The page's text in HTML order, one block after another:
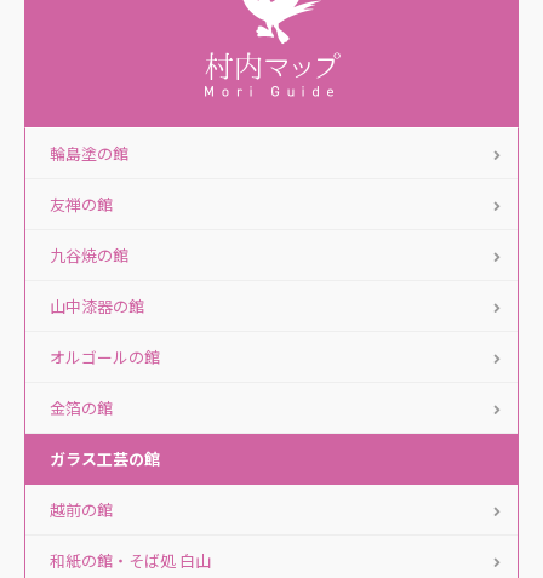
輪島塗の館
友禅の館
九谷焼の館
山中漆器の館
オルゴールの館
金箔の館
ガラス工芸の館
越前の館
和紙の館・そば処 白山